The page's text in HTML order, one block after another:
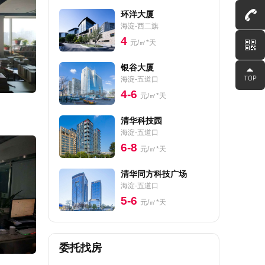
环洋大厦
海淀-西二旗
4 元/㎡*天
银谷大厦
海淀-五道口
4-6 元/㎡*天
清华科技园
海淀-五道口
6-8 元/㎡*天
清华同方科技广场
海淀-五道口
5-6 元/㎡*天
委托找房